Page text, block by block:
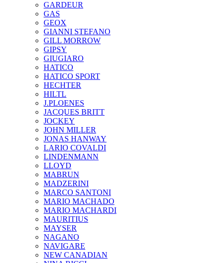
GARDEUR
GAS
GEOX
GIANNI STEFANO
GILL MORROW
GIPSY
GIUGIARO
HATICO
HATICO SPORT
HECHTER
HILTL
J.PLOENES
JAСQUES BRITT
JOCKEY
JOHN MILLER
JONAS HANWAY
LARIO COVALDI
LINDENMANN
LLOYD
MABRUN
MADZERINI
MARCO SANTONI
MARIO MACHADO
MARIO MACHARDI
MAURITIUS
MAYSER
NAGANO
NAVIGARE
NEW CANADIAN